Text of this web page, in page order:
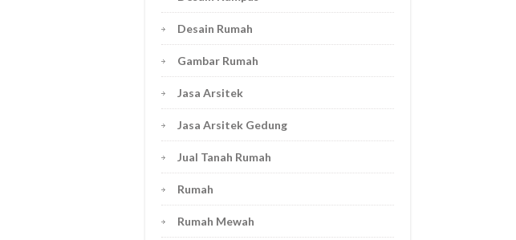
Desain Rumah
Gambar Rumah
Jasa Arsitek
Jasa Arsitek Gedung
Jual Tanah Rumah
Rumah
Rumah Mewah